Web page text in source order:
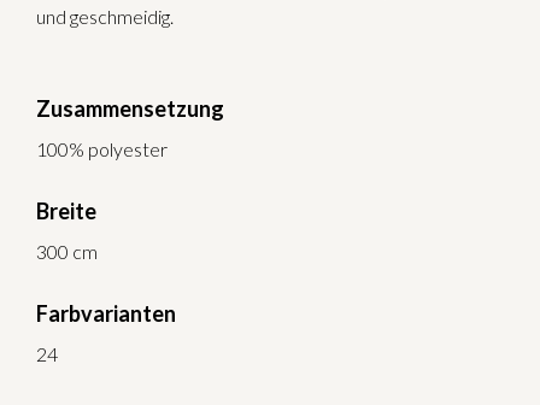
und geschmeidig.
Zusammensetzung
100% polyester
Breite
300 cm
Farbvarianten
24